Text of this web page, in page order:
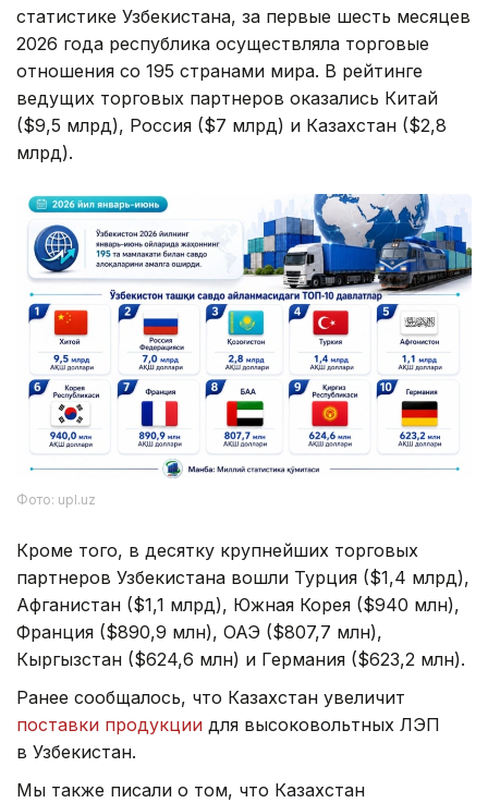
статистике Узбекистана, за первые шесть месяцев
2026 года республика осуществляла торговые
отношения со 195 странами мира. В рейтинге
ведущих торговых партнеров оказались Китай
($9,5 млрд), Россия ($7 млрд) и Казахстан ($2,8
млрд).
Фото: upl.uz
Кроме того, в десятку крупнейших торговых
партнеров Узбекистана вошли Турция ($1,4 млрд),
Афганистан ($1,1 млрд), Южная Корея ($940 млн),
Франция ($890,9 млн), ОАЭ ($807,7 млн),
Кыргызстан ($624,6 млн) и Германия ($623,2 млн).
Ранее сообщалось, что Казахстан увеличит
поставки продукции для высоковольтных ЛЭП
в Узбекистан.
Мы также писали о том, что Казахстан